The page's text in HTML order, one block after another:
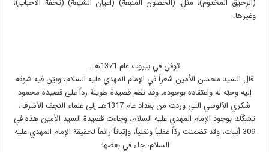
وغيرها.
توفي في بيروت عام 1371هـ.
قال السيد محسن الأمين شعراً في الإمام المهدي عليه السلام، وبيّن فيه شوقه
إليه وحبّه له واعتقاده بوجوده، وقد نظم قصيدة طويلة رداً على قصيدة محمود
شكري الآلوسي التي وردت من بغداد عام 1317هـ إلى علماء النجف الأشرف،
تشكّك بوجود الإمام المهدي عليه السلام، وجاءت قصيدة السيد الأمين هذه في
309 أبيات، وقد تضمنت ردّاً عقلياً ونقلياً، وإثباتاً رائعاً لحقيقة الإمام المهدي عليه
السلام، جاء في بعضها: